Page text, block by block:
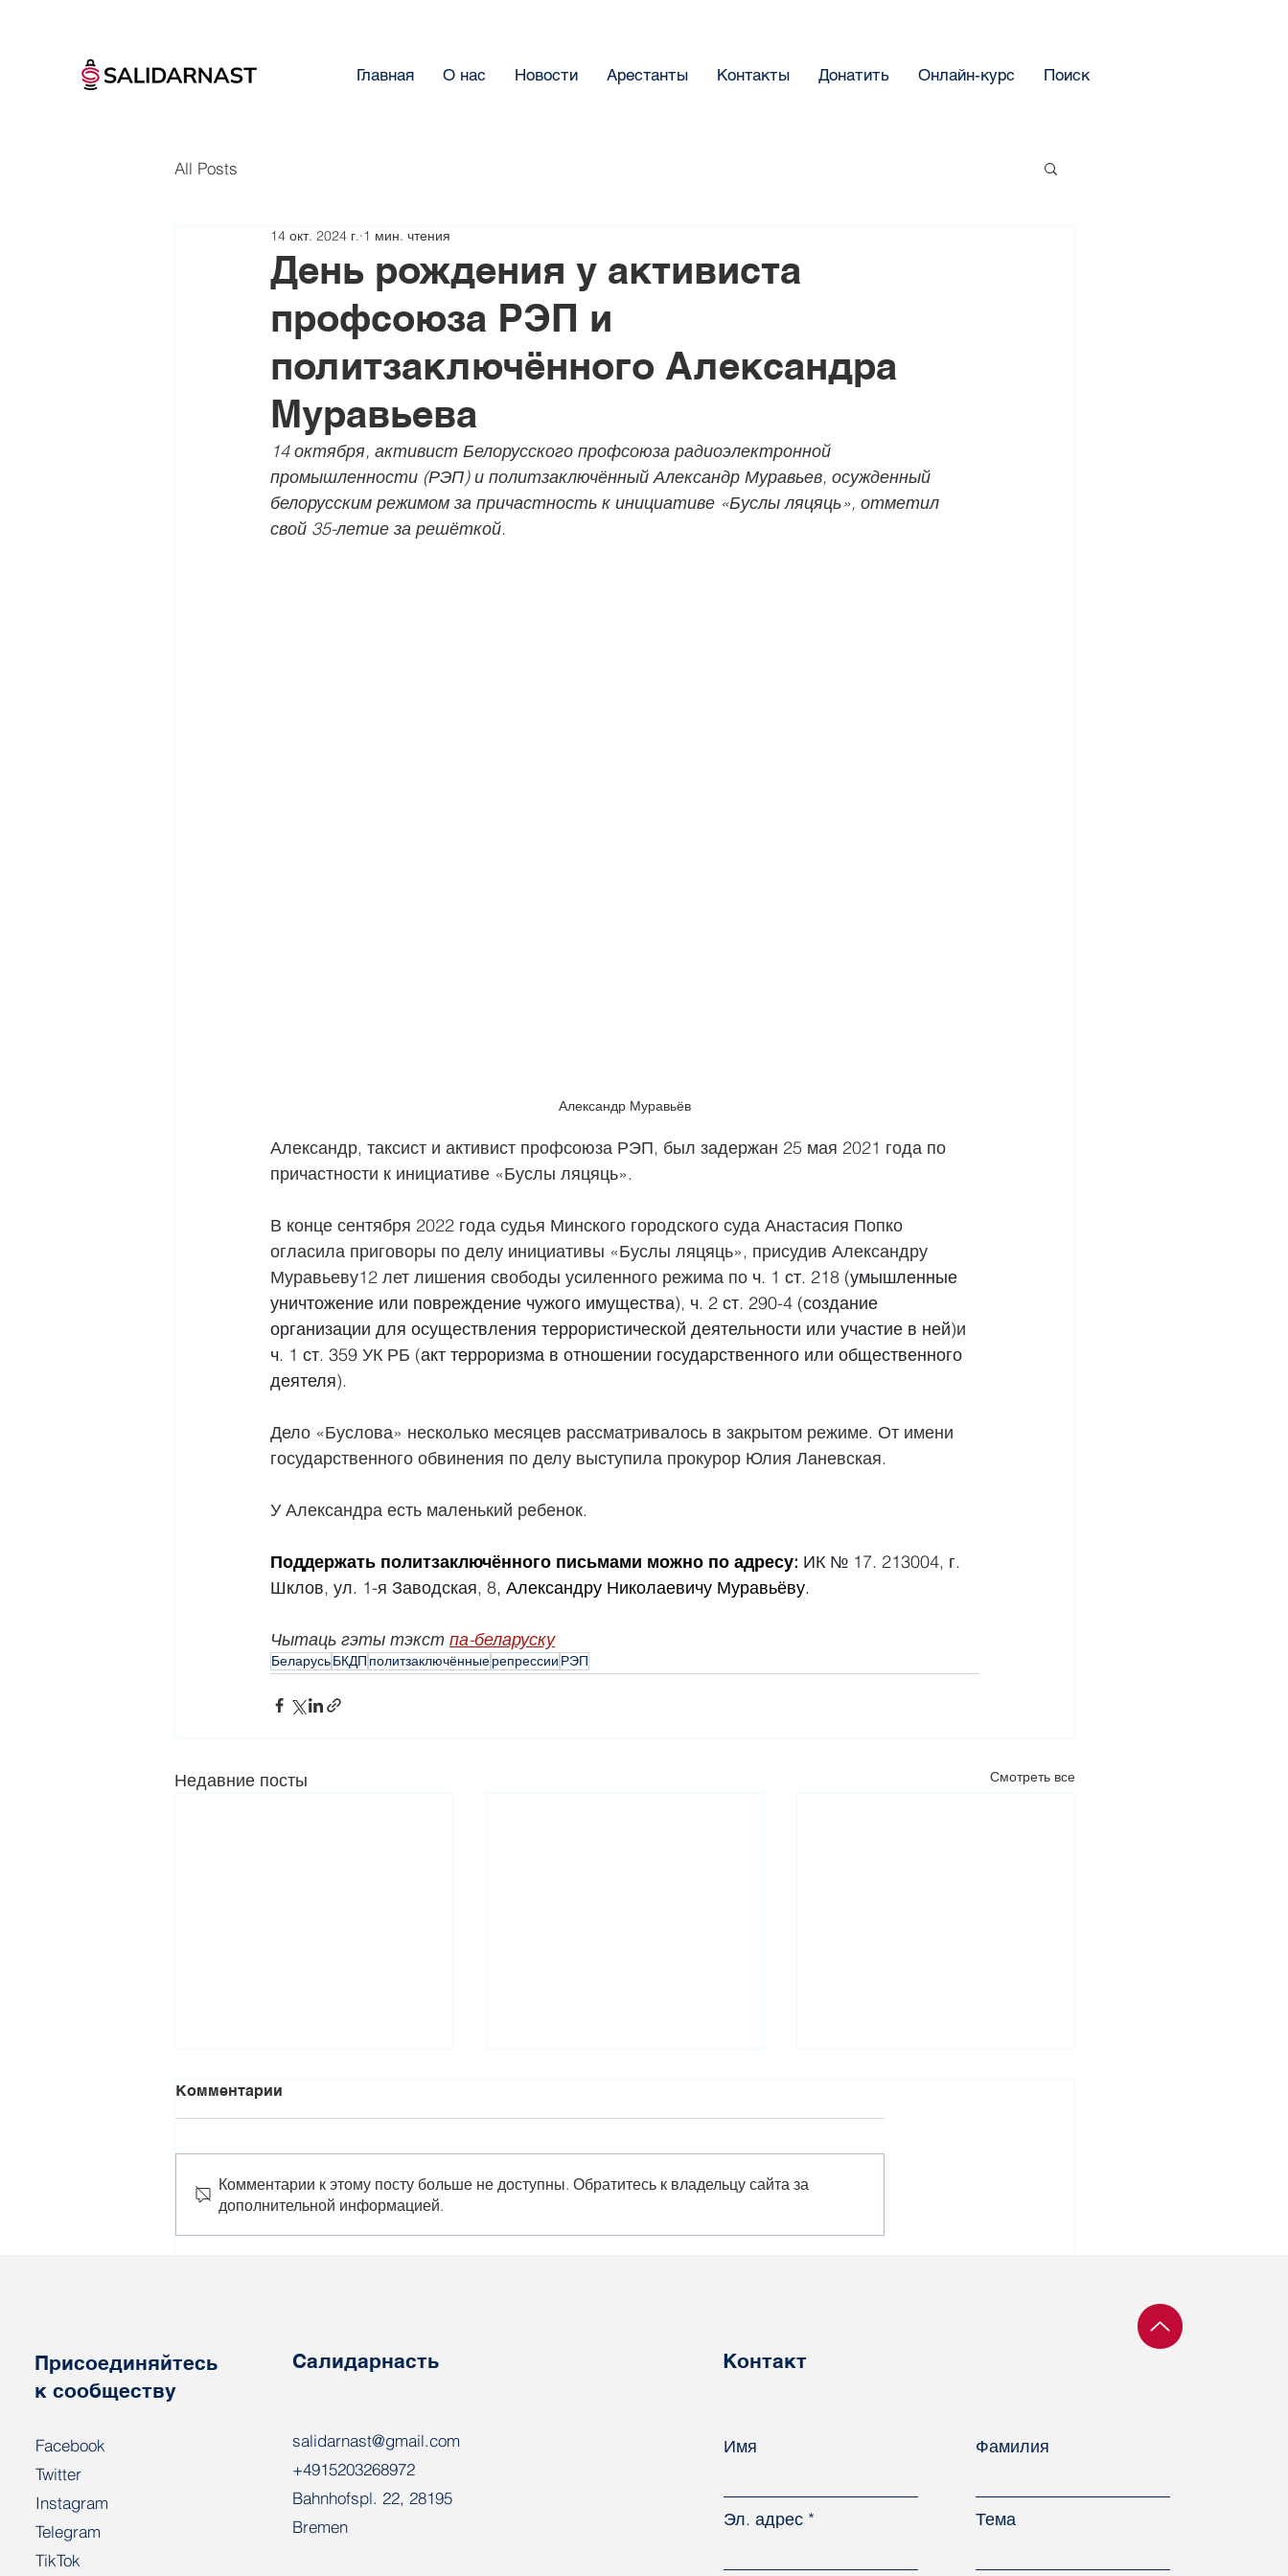
Главная О нас Новости Арестанты Контакты Донатить Онлайн-курс Поиск
All Posts
День рождения у активиста
профсоюза РЭП и
политзаключённого Александра
Муравьева
14 окт. 2024 г. 1 мин. чтения
14 октября, активист Белорусского профсоюза радиоэлектронной
промышленности (РЭП) и политзаключённый Александр Муравьев, осужденный
белорусским режимом за причастность к инициативе «Буслы ляцяць», отметил
свой 35-летие за решёткой.
Александр Муравьёв
Александр, таксист и активист профсоюза РЭП, был задержан 25 мая 2021 года по
причастности к инициативе «Буслы ляцяць».
В конце сентября 2022 года судья Минского городского суда Анастасия Попко
огласила приговоры по делу инициативы «Буслы ляцяць», присудив Александру
Муравьеву12 лет лишения свободы усиленного режима по ч. 1 ст. 218 (умышленные
уничтожение или повреждение чужого имущества), ч. 2 ст. 290-4 (создание
организации для осуществления террористической деятельности или участие в ней)и
ч. 1 ст. 359 УК РБ (акт терроризма в отношении государственного или общественного
деятеля).
Дело «Буслова» несколько месяцев рассматривалось в закрытом режиме. От имени
государственного обвинения по делу выступила прокурор Юлия Ланевская.
У Александра есть маленький ребенок.
Поддержать политзаключённого письмами можно по адресу: ИК № 17. 213004, г.
Шклов, ул. 1-я Заводская, 8, Александру Николаевичу Муравьёву.
Чытаць гэты тэкст па-беларуску
БеларусьБКДП политзаключённыерепрессии РЭП
Недавние посты Смотреть все
«ВПК Беларуси стал
«При нынешнем уровне
Провинившихся во время
Комментарии
Комментарии к этому посту больше не доступны. Обратитесь к владельцу сайта за
дополнительной информацией.
Присоединяйтесь
к сообществу
Facebook
Twitter
Instagram
Telegram
TikTok
Салидарнасть
salidarnast@gmail.com
+4915203268972
Bahnhofspl. 22, 28195
Bremen
Контакт
Имя
Эл. адрес
Фамилия
Тема